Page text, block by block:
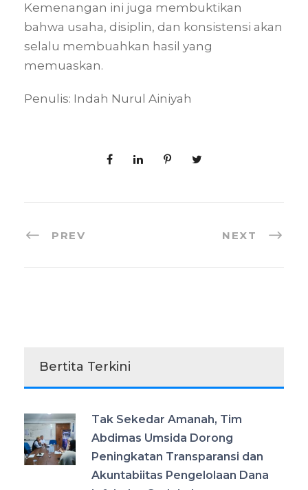
Kemenangan ini juga membuktikan
bahwa usaha, disiplin, dan konsistensi akan
selalu membuahkan hasil yang
memuaskan.
Penulis: Indah Nurul Ainiyah
PREV NEXT
Bertita Terkini
Tak Sekedar Amanah, Tim
Abdimas Umsida Dorong
Peningkatan Transparansi dan
Akuntabiitas Pengelolaan Dana